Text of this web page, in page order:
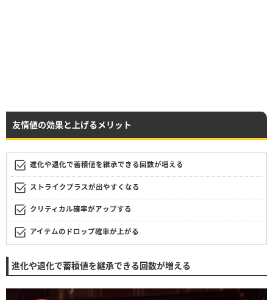
友情値の効果と上げるメリット
進化や退化で蓄積値を継承できる回数が増える
ストライクプラスが出やすくなる
クリティカル確率がアップする
アイテムのドロップ確率が上がる
進化や退化で蓄積値を継承できる回数が増える